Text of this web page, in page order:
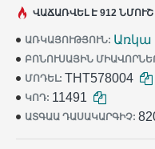
ԱՌԿԱՅՈՒԹՅՈՒՆ: Առկա
ԲՈՆՈՒՍԱՅԻՆ
ՄՈԴԵԼ: THT578004
ԿՈԴ: 11491
ԱՏԳԱԱ ԴԱՍԱԿԱՐԳԻՉ:
ՎԱՃԱՌՎԵԼ Է 912 ՆՄՈՒՇ